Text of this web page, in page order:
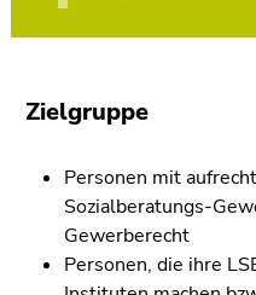
Zielgruppe
Personen mit
Sozialberatungs-
Gewerberecht
Personen, die ihre